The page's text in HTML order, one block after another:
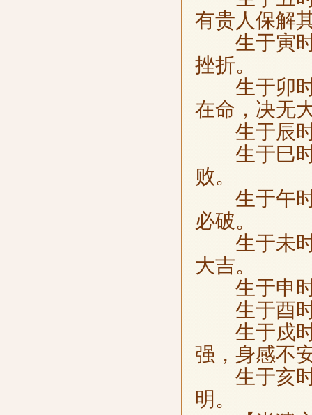
有贵人保解
生于寅时
挫折。
生于卯时
在命，决无
生于辰时
生于巳时
败。
生于午时
必破。
生于未时
大吉。
生于申时
生于酉时
生于戍时
强，身感不
生于亥时
明。